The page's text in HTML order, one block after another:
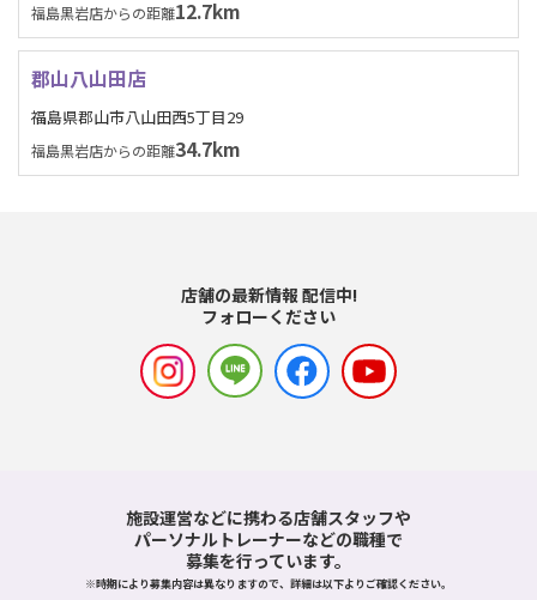
福島黒岩店からの距離12.7km
郡山八山田店
福島県郡山市八山田西5丁目29
福島黒岩店からの距離34.7km
店舗の最新情報 配信中!
フォローください
施設運営などに携わる店舗スタッフや
パーソナルトレーナーなどの職種で
募集を行っています。
※時期により募集内容は異なりますので、詳細は以下よりご確認ください。